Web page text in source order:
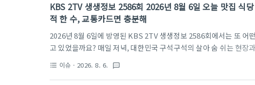
다. 평범한 일상 속 특별함을 찾는 분들을 위해 2587회에 소개된 주
정리해 드립니다.방송 시간: 월-금 18:35 KBS 2TVKBS 2TV 생생..
KBS 2TV 생생정보 2586회 2026년 8월 6일 오늘 맛집 식
적 한 수, 교통카드면 충분해
2026년 8월 6일에 방영된 KBS 2TV 생생정보 2586회에서는 또 어
고 있었을까요? 매일 저녁, 대한민국 구석구석의 살아 숨 쉬는 현장
고 찾아왔습니다. 특히 메밀의 깊은 풍미를 제대로 느낄 수 있는 특
format_list_bulleted 이슈 · 2026. 8. 6. textsms